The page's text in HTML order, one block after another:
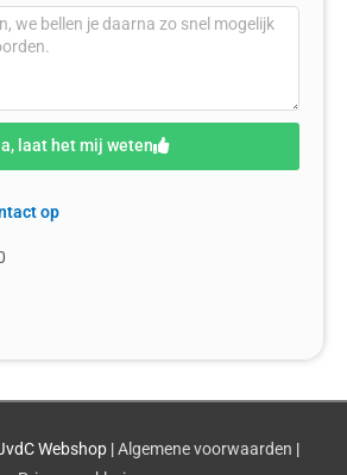
laat het mij weten
op
Webshop |Algemene voorwaarden |